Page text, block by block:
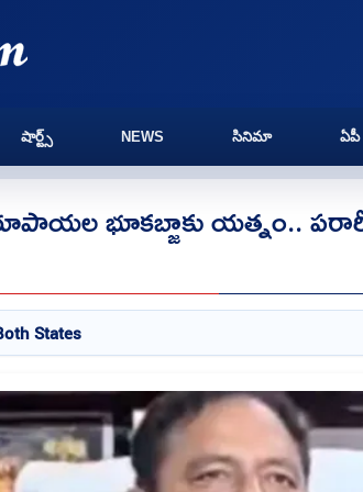
షార్ట్స్ NEWS సినిమా ఏపీ
భూకబ్జాకు యత్నం..
States